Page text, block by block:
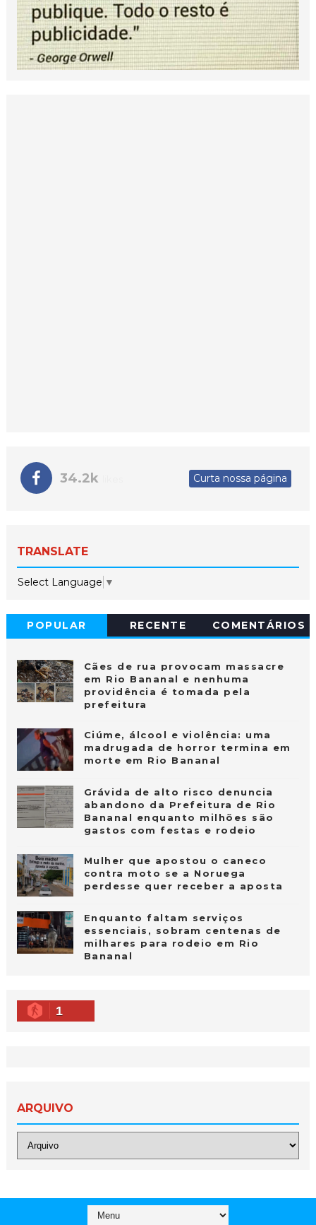
34.2k Curta nossa página
TRANSLATE
Select Language ▼
POPULAR RECENTE COMENTÁRIOS
Cães de rua provocam massacre
em Rio Bananal e nenhuma
providência é tomada pela
prefeitura
Ciúme, álcool e violência: uma
madrugada de horror termina em
morte em Rio Bananal
Grávida de alto risco denuncia
abandono da Prefeitura de Rio
Bananal enquanto milhões são
gastos com festas e rodeio
Mulher que apostou o caneco
contra moto se a Noruega
perdesse quer receber a aposta
Enquanto faltam serviços
essenciais, sobram centenas de
milhares para rodeio em Rio
Bananal
1
ARQUIVO